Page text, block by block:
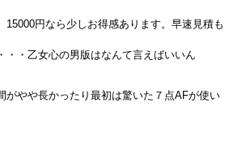
円なら少しお得感あります。早速見積も
・乙女心の男版はなんて言えばいいん
がやや長かったり最初は驚いた７点AFが使い